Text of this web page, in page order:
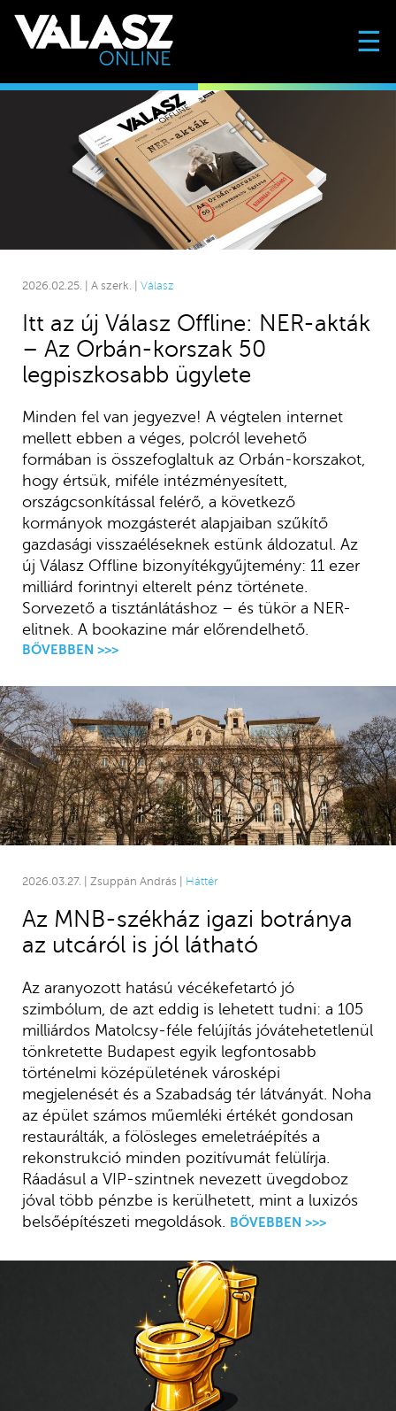
☰
2026.02.25. | A szerk. | Válasz
Itt az új Válasz Offline: NER-akták
– Az Orbán-korszak 50
legpiszkosabb ügylete
Minden fel van jegyezve! A végtelen internet
mellett ebben a véges, polcról levehető
formában is összefoglaltuk az Orbán-korszakot,
hogy értsük, miféle intézményesített,
országcsonkítással felérő, a következő
kormányok mozgásterét alapjaiban szűkítő
gazdasági visszaéléseknek estünk áldozatul. Az
új Válasz Offline bizonyítékgyűjtemény: 11 ezer
milliárd forintnyi elterelt pénz története.
Sorvezető a tisztánlátáshoz – és tükör a NER-
elitnek. A bookazine már előrendelhető.
BŐVEBBEN >>>
2026.03.27. | Zsuppán András | Háttér
Az MNB-székház igazi botránya
az utcáról is jól látható
Az aranyozott hatású vécékefetartó jó
szimbólum, de azt eddig is lehetett tudni: a 105
milliárdos Matolcsy-féle felújítás jóvátehetetlenül
tönkretette Budapest egyik legfontosabb
történelmi középületének városképi
megjelenését és a Szabadság tér látványát. Noha
az épület számos műemléki értékét gondosan
restaurálták, a fölösleges emeletráépítés a
rekonstrukció minden pozitívumát felülírja.
Ráadásul a VIP-szintnek nevezett üvegdoboz
jóval több pénzbe is kerülhetett, mint a luxizós
belsőépítészeti megoldások. BŐVEBBEN >>>